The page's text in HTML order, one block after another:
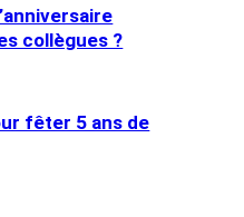
collègues ?
fêter 5 ans de